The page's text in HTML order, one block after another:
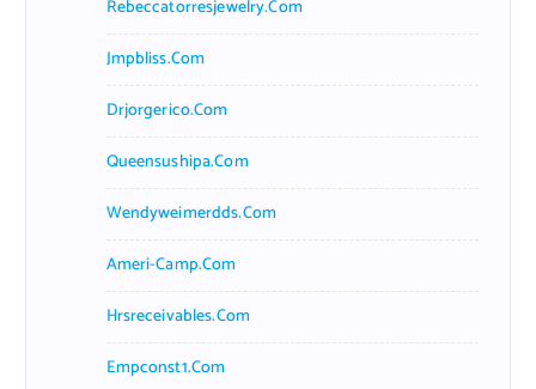
Rebeccatorresjewelry.com
Jmpbliss.com
Drjorgerico.com
Queensushipa.com
Wendyweimerdds.com
Ameri-Camp.com
Hrsreceivables.com
Empconst1.com